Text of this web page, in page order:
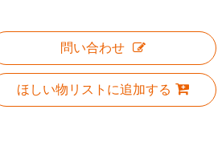
問い合わせ
ほしい物リストに追加する